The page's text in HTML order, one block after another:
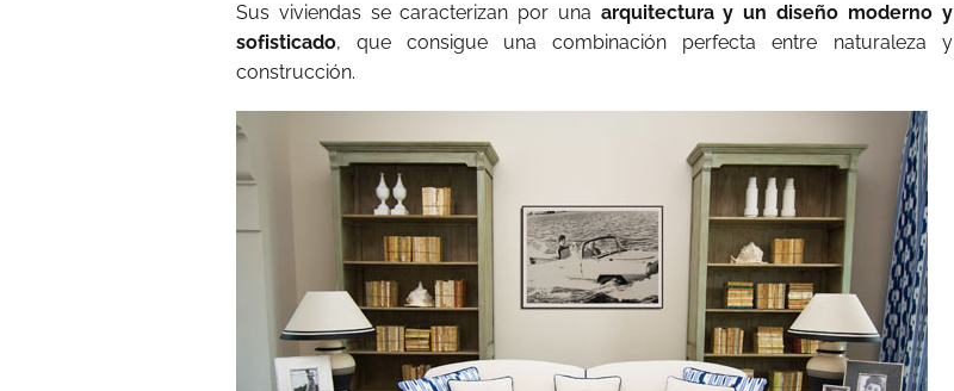
Sus viviendas se caracterizan por una arquitectura y un diseño moderno y
sofisticado, que consigue una combinación perfecta entre naturaleza y
construcción.